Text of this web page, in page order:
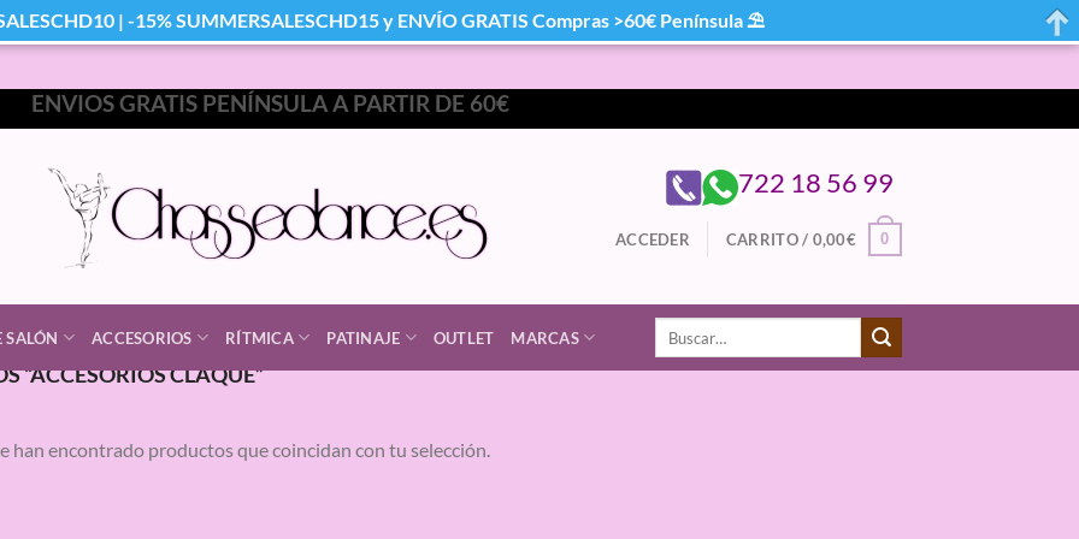
ENVIOS GRATIS PENÍNSULA A PARTIR DE 60€
722 18 56 99
ACCEDER CARRITO / 0,00€ 0
SALÓN ACCESORIOS RÍTMICA PATINAJE OUTLET MARCAS
Buscar
“ACCESORIOS CLAQUE”
han encontrado productos que coincidan con tu selección.
| -15% SUMMERSALESCHD15 y ENVÍO GRATIS Compras >60€ Península ⛱